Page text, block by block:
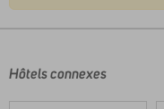
écrits
Hôtels connexes